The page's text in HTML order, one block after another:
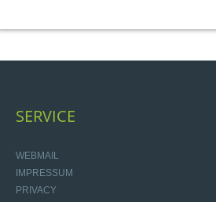
SERVICE
WEBMAIL
IMPRESSUM
PRIVACY